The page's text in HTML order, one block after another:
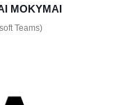
MOKYMAI
Teams)